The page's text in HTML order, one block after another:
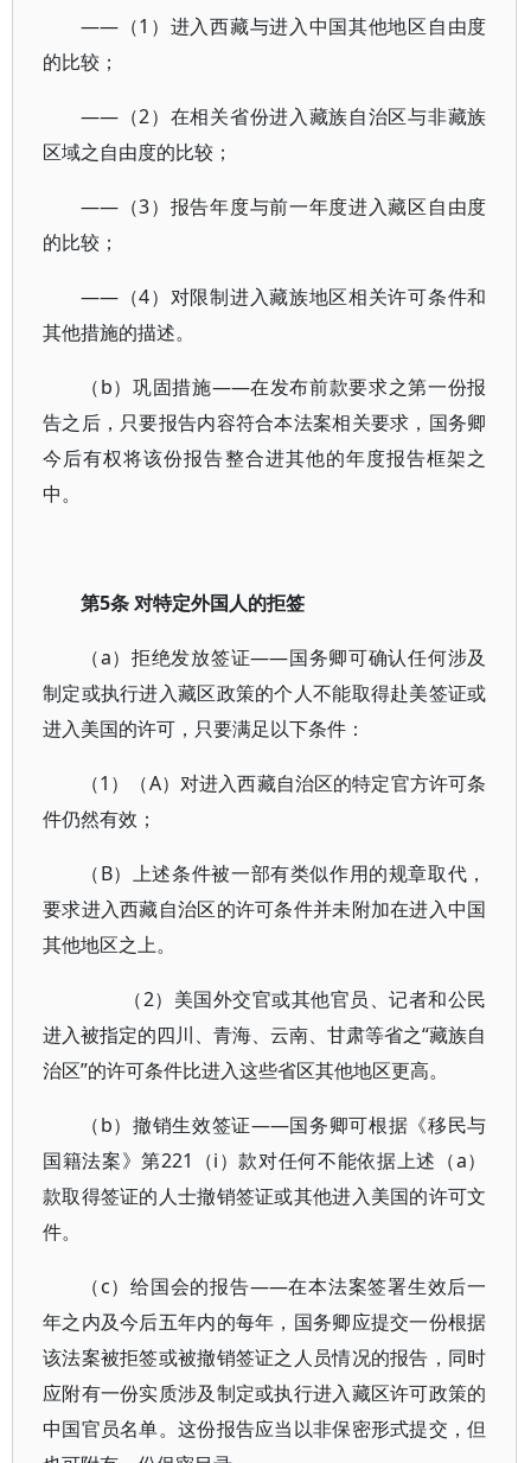
——（1）进入西藏与进入中国其他地区自由度
的比较；
——（2）在相关省份进入藏族自治区与非藏族
区域之自由度的比较；
——（3）报告年度与前一年度进入藏区自由度
的比较；
——（4）对限制进入藏族地区相关许可条件和
其他措施的描述。
（b）巩固措施——在发布前款要求之第一份报
告之后，只要报告内容符合本法案相关要求，国务卿
今后有权将该份报告整合进其他的年度报告框架之
中。
第5条 对特定外国人的拒签
（a）拒绝发放签证——国务卿可确认任何涉及
制定或执行进入藏区政策的个人不能取得赴美签证或
进入美国的许可，只要满足以下条件：
（1）（A）对进入西藏自治区的特定官方许可条
件仍然有效；
（B）上述条件被一部有类似作用的规章取代，
要求进入西藏自治区的许可条件并未附加在进入中国
其他地区之上。
（2）美国外交官或其他官员、记者和公民
进入被指定的四川、青海、云南、甘肃等省之“藏族自
治区”的许可条件比进入这些省区其他地区更高。
（b）撤销生效签证——国务卿可根据《移民与
国籍法案》第221（i）款对任何不能依据上述（a）
款取得签证的人士撤销签证或其他进入美国的许可文
件。
（c）给国会的报告——在本法案签署生效后一
年之内及今后五年内的每年，国务卿应提交一份根据
该法案被拒签或被撤销签证之人员情况的报告，同时
应附有一份实质涉及制定或执行进入藏区许可政策的
中国官员名单。这份报告应当以非保密形式提交，但